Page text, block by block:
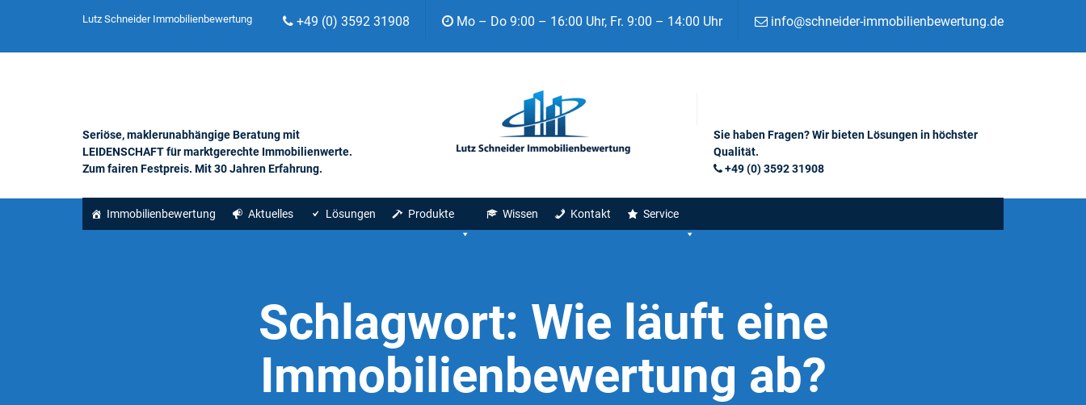
Lutz Schneider Immobilienbewertung +49 (0) 3592 31908 Mo – Do 9:00 – 16:00 Uhr, Fr. 9:00 – 14:00 Uhr info@schneider-immobilienbewertung.de
Seriöse, maklerunabhängige Beratung mit
LEIDENSCHAFT für marktgerechte Immobilienwerte.
Zum fairen Festpreis. Mit 30 Jahren Erfahrung.
Sie haben Fragen? Wir bieten Lösungen in höchster
Qualität.
+49 (0) 3592 31908
Immobilienbewertung Aktuelles Lösungen Produkte Wissen Kontakt Service
Schlagwort: Wie läuft eine
Immobilienbewertung ab?